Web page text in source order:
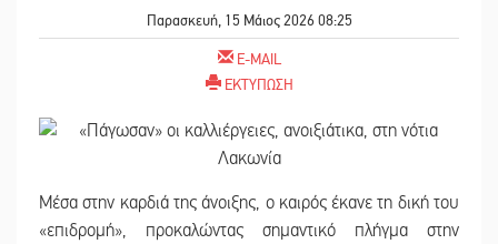
Παρασκευή, 15 Μάιος 2026 08:25
E-MAIL
ΕΚΤΥΠΩΣΗ
Μέσα στην καρδιά της άνοιξης, ο καιρός έκανε τη δική του
«επιδρομή», προκαλώντας σημαντικό πλήγμα στην